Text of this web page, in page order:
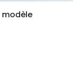
modèle